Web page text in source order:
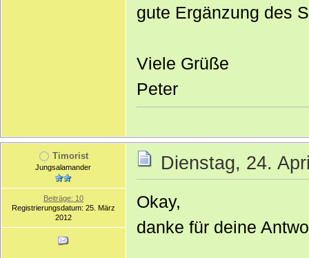
gute Ergänzung des
Viele Grüße
Peter
Timorist
Jungsalamander
Beiträge: 10
Registrierungsdatum: 25. März
2012
Dienstag, 24.
Okay,
danke für deine